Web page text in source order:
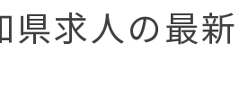
理想の職場探しなら愛知県正
愛知県求人で理想の職
求人の最